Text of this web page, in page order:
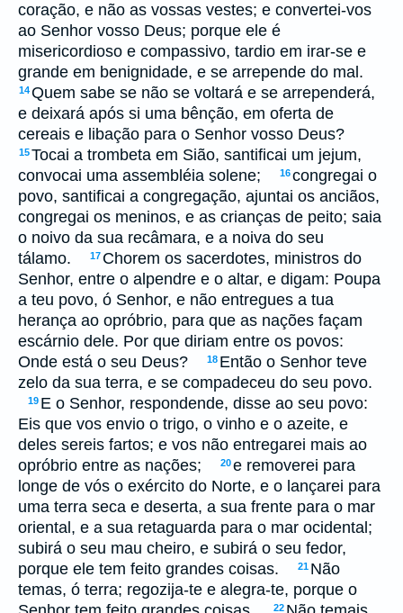
coração, e não as vossas vestes; e convertei-vos
ao Senhor vosso Deus; porque ele é
misericordioso e compassivo, tardio em irar-se e
grande em benignidade, e se arrepende do mal.
14Quem sabe se não se voltará e se arrependerá,
e deixará após si uma bênção, em oferta de
cereais e libação para o Senhor vosso Deus?
15Tocai a trombeta em Sião, santificai um jejum,
convocai uma assembléia solene;
16congregai o
povo, santificai a congregação, ajuntai os anciãos,
congregai os meninos, e as crianças de peito; saia
o noivo da sua recâmara, e a noiva do seu
tálamo.
17 Chorem os sacerdotes, ministros do
Senhor, entre o alpendre e o altar, e digam: Poupa
a teu povo, ó Senhor, e não entregues a tua
herança ao opróbrio, para que as nações façam
escárnio dele. Por que diriam entre os povos:
Onde está o seu Deus?
18 Então o Senhor teve
zelo da sua terra, e se compadeceu do seu povo.
19 E o Senhor, respondende, disse ao seu povo:
Eis que vos envio o trigo, o vinho e o azeite, e
deles sereis fartos; e vos não entregarei mais ao
opróbrio entre as nações;
20e removerei para
longe de vós o exército do Norte, e o lançarei para
uma terra seca e deserta, a sua frente para o mar
oriental, e a sua retaguarda para o mar ocidental;
subirá o seu mau cheiro, e subirá o seu fedor,
porque ele tem feito grandes coisas.
21 Não
temas, ó terra; regozija-te e alegra-te, porque o
22